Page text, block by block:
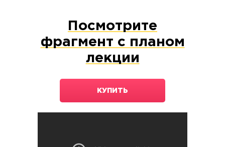
Посмотрите
фрагмент с планом
лекции
КУПИТЬ